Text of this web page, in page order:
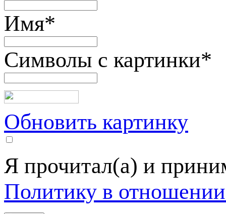
Имя*
Символы с картинки*
Обновить картинку
Я прочитал(а) и
Политику в